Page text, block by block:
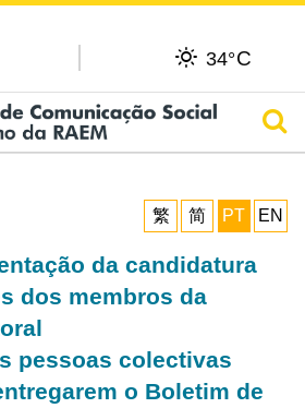
34°C
繁
简 PT EN
da candidatura
dos membros da
pessoas colectivas
o Boletim de